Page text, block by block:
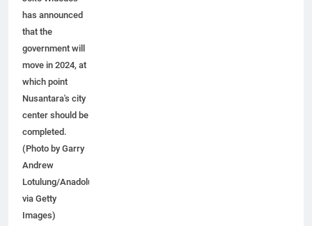
Joko Widodo's
has announced
government will
move in 2024, at
which point
Nusantara's city
center should be
completed.
(Photo by Garry
Andrew
Lotulung/Anadolu
via Getty